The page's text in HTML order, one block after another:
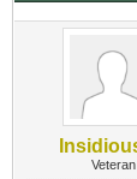
Veteran